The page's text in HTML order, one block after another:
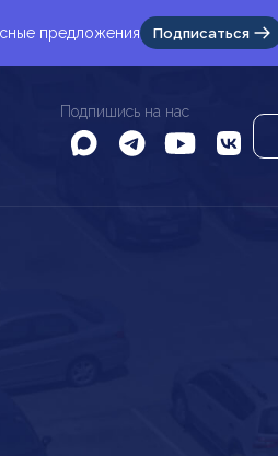
предложения Подписаться
Подпишись на нас